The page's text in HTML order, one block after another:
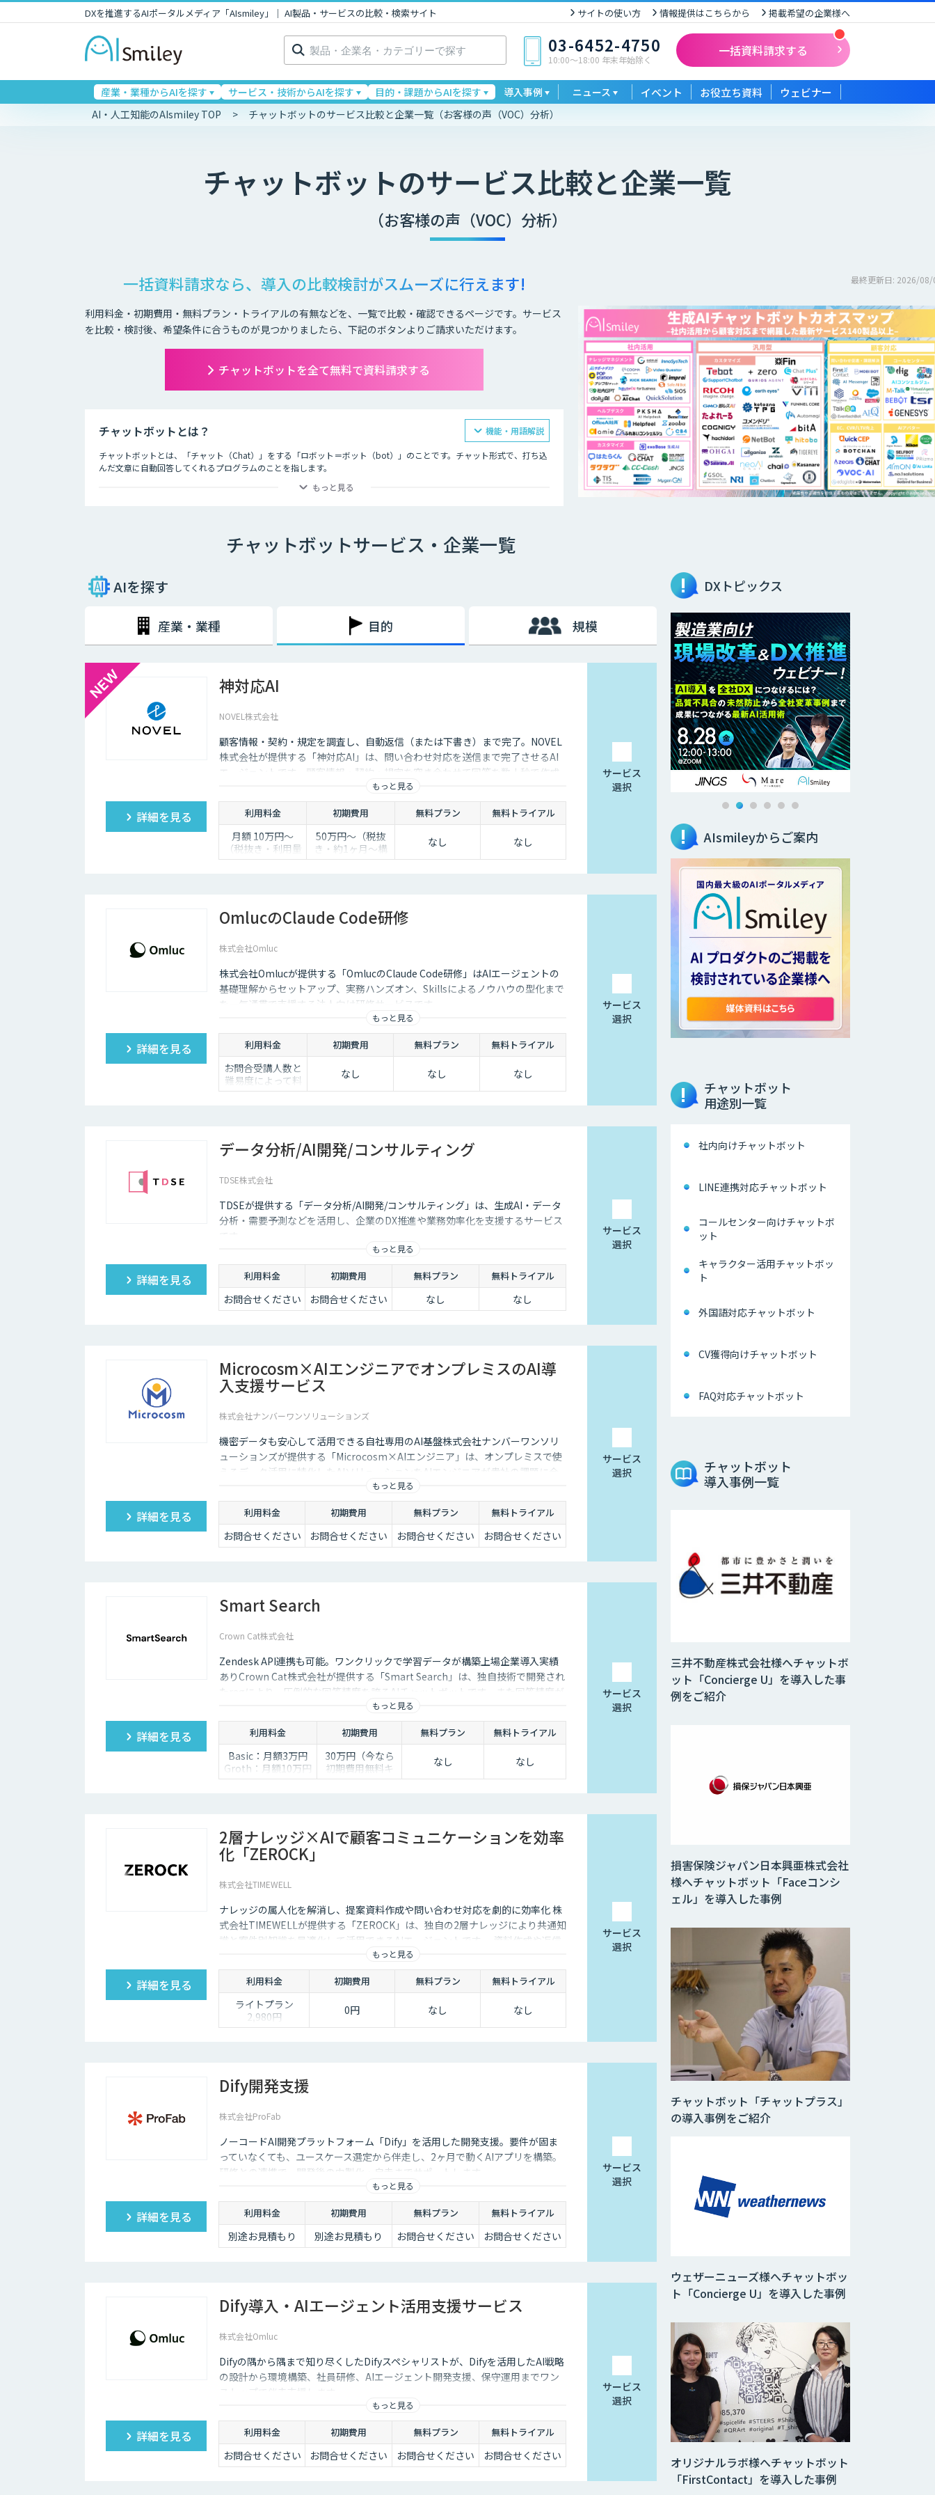
DXを推進するAIポータルメディア「AIsmiley」｜ AI製品・サービスの比較・検索サイト サイトの使い方 情報提供はこちらから 掲載希望の企業様へ
検
索: 03-6452-4750
10:00〜18:00 年末年始除く
一括資料請求する
産業・業種からAIを探す サービス・技術からAIを探す 目的・課題からAIを探す 導入事例 ニュース イベント お役立ち資料 ウェビナー
AI・人工知能のAIsmiley TOP チャットボットのサービス比較と企業一覧（お客様の声（VOC）分析）
チャットボットのサービス比較と企業一覧
（お客様の声（VOC）分析）
一括資料請求なら、導入の比較検討がスムーズに行えます!
利用料金・初期費用・無料プラン・トライアルの有無などを、一覧で比較・確認できるページです。サービス
を比較・検討後、希望条件に合うものが見つかりましたら、下記のボタンよりご請求いただけます。
チャットボットを全て無料で資料請求する
最終更新日: 2026/08/
チャットボットとは？
チャットボットとは、「チャット（Chat）」をする「ロボット＝ボット（bot）」のことです。チャット形式で、打ち込
んだ文章に自動回答してくれるプログラムのことを指します。
チャットボットは、大きく分けると「AI型」と「シナリオ型」という2つの種類が存在します。
「機械学習型」といわれる仕組みを採用したチャットボットで、文章全体の意味を理解した上で回答を返すことができる
という特徴を持っています。また、機械学習型の場合、過去のデータを蓄積して学習していくため、その学習を重ねるご
・シナリオ型チャットボットの特徴
シナリオ型チャットボットにはAIが搭載されていないため、「Aという単語が含まれていたらBを返答する」といったル
ールを人間が事前に設定しておかなければなりません。また、AI型のように学習を重ねていくわけでもないため、不適切
な返答が行われてしまう場合には、担当者が自ら修正を行う必要があります。
企業がチャットボットを導入するメリットは以下3つが挙げられます。
・24時間365日対応できる
チャットボットを導入することで得られる最大のメリットは、24時間365日対応できるという点です。スマートフォンの
普及に伴い、ユーザーはいつでもインターネット検索を行えるようになりました。そのため現在は、深夜に「この商品に
ついてもっと詳しく知りたい」と思い立つケースも少なくないのです。
そのような場合に、チャットボットを設置しておけば、ユーザーの疑問を解消することができるため、顧客満足度向上に
もつなげていくことができます。低コストで問い合わせ対応の環境を整えられるという点は大きなメリットといえるでし
・問い合わせ対応を効率化できる
ユーザーから似たような問い合わせが頻繁に寄せられることは決して珍しくありません。その質問に毎回担当者が回答し
問い合わせの窓口が電話やメールのみの場合、問い合わせというアクションを面倒に感じてしまい、離脱してしまうユー
す。また、「相手がロボット」という認識があるため、ユーザーもより気軽に問い合わせを行うことができるのです。
チャットボットは多種多様な業界で導入されており、様々なメリットをもたらす存在です。近年は人手不足が深刻化して
いるため、多くの企業にとってチャットボットを活用して業務効率化するべく導入が進んでおります。
もっと見る
機能・用語解説
チャットボットサービス・企業一覧
AIを探す
産業・業種 目的 規模
神対応AI
NOVEL株式会社
顧客情報・契約・規定を調査し、自動返信（または下書き）まで完了。NOVEL
株式会社が提供する「神対応AI」は、問い合わせ対応を送信まで完了させるAI
エージェントです。顧客情報・契約・規定を突き合わせて回答を数十秒で作成
し、自動送信か下書き止めかを選べます。
もっと見る
詳細を見る 利用料金 初期費用 無料プラン 無料トライアル
月額 10万円〜
（税抜き・利用量
に応じて見積り）
50万円〜（税抜
き・約1ヶ月〜構
築）
なし なし
サービス
選択
OmlucのClaude Code研修
株式会社Omluc
株式会社Omlucが提供する「OmlucのClaude Code研修」はAIエージェントの
基礎理解からセットアップ、実務ハンズオン、Skillsによるノウハウの型化まで
を一気通貫で支援する法人向け研修サービスです。
もっと見る
詳細を見る 利用料金 初期費用 無料プラン 無料トライアル
お問合受講人数と
難易度によって料
金は変動いたしま
ください。
なし なし なし
サービス
選択
データ分析/AI開発/コンサルティング
TDSE株式会社
TDSEが提供する「データ分析/AI開発/コンサルティング」は、生成AI・データ
分析・需要予測などを活用し、企業のDX推進や業務効率化を支援するサービス
です。
もっと見る
詳細を見る 利用料金 初期費用 無料プラン 無料トライアル
お問合せください お問合せください なし なし
サービス
選択
Microcosm×AIエンジニアでオンプレミスのAI導
入支援サービス
株式会社ナンバーワンソリューションズ
機密データも安心して活用できる自社専用のAI基盤株式会社ナンバーワンソリ
ューションズが提供する「Microcosm×AIエンジニア」は、オンプレミスで使
えるデータ活用に特化したAIソリューションをAIエンジニアが貴社の課題に合
わせてカスタマイズするサービスです。社内に眠るデータを「会社の資産」と
して生まれ変わらせることができます。
もっと見る
詳細を見る 利用料金 初期費用 無料プラン 無料トライアル
お問合せください お問合せください お問合せください お問合せください
サービス
選択
Smart Search
Crown Cat株式会社
Zendesk API連携も可能。ワンクリックで学習データが構築上場企業導入実績
ありCrown Cat株式会社が提供する「Smart Search」は、独自技術で開発され
たragにより、圧倒的な回答精度を誇るAIチャットボットです。また回答精度が
悪い時は管理画面から簡単にご自身でチューニングができる、簡単でかつ高精
度な特徴があります。
もっと見る
詳細を見る 利用料金 初期費用 無料プラン 無料トライアル
Basic：月額3万円
Groth：月額10万円
Enterprise：月額20
額 ３０日間限定
30万円（今なら
初期費用無料キ
ャンペーン中）
なし なし
サービス
選択
2層ナレッジ×AIで顧客コミュニケーションを効率
化「ZEROCK」
株式会社TIMEWELL
ナレッジの属人化を解消し、提案資料作成や問い合わせ対応を劇的に効率化 株
式会社TIMEWELLが提供する「ZEROCK」は、独自の2層ナレッジにより共通知
識と案件別知識を最適化して活用できるAIエージェントです 。資料作成や返信
工数を最大80%削減し、商談獲得までを自動化します。
もっと見る
詳細を見る 利用料金 初期費用 無料プラン 無料トライアル
ライトプラン
2,980円
「まずは個人でAI
・AIチャット無制
限で、日々の壁打
※AIスライド作成
あり
スタンダードプラ
劇的に変えたい」
方に
・5名様まで一律
料金で使い放題
6,000円で、チーム
の生産性を最大化
0円 なし なし
サービス
選択
Dify開発支援
株式会社ProFab
ノーコードAI開発プラットフォーム「Dify」を活用した開発支援。要件が固ま
っていなくても、ユースケース選定から伴走し、2ヶ月で動くAIアプリを構築。
研修との連携で、開発後の内製化・自走までサポートします。
もっと見る
詳細を見る 利用料金 初期費用 無料プラン 無料トライアル
別途お見積もり 別途お見積もり お問合せください お問合せください
サービス
選択
Dify導入・AIエージェント活用支援サービス
株式会社Omluc
Difyの隅から隅まで知り尽くしたDifyスペシャリストが、Difyを活用したAI戦略
の設計から環境構築、社員研修、AIエージェント開発支援、保守運用までワン
ストップで伴走支援します。
もっと見る
詳細を見る 利用料金 初期費用 無料プラン 無料トライアル
お問合せください お問合せください お問合せください お問合せください
サービス
選択
DXトピックス
AIsmileyからご案内
チャットボット
用途別一覧
社内向けチャットボット
LINE連携対応チャットボット
コールセンター向けチャットボ
ット
キャラクター活用チャットボッ
ト
外国語対応チャットボット
CV獲得向けチャットボット
FAQ対応チャットボット
チャットボット
導入事例一覧
ウェザーニューズ様へチャットボッ
ト「Concierge U」を導入した事例
損害保険ジャパン日本興亜株式会社
様へチャットボット「Faceコンシ
ェル」を導入した事例
オリジナルラボ様へチャットボット
「FirstContact」を導入した事例
チャットボット「チャットプラス」
の導入事例をご紹介
三井不動産株式会社様へチャットボ
ット「Concierge U」を導入した事
例をご紹介